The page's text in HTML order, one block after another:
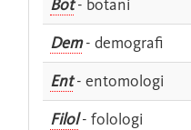
Bot- botani
Dem- demografi
Ent- entomologi
Filol- folologi